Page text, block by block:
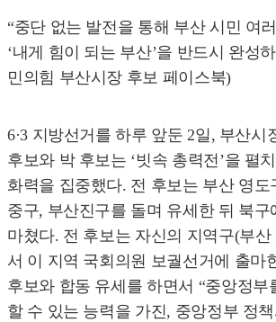
“중단 없는 발전을 통해 부산 시민 여
‘내게 힘이 되는 부산’을 반드시 완성
민의힘 부산시장 후보 페이스북)
6·3 지방선거를 하루 앞둔 2일, 부산시
후보와 박 후보는 ‘빗속 총력전’을 펼
화력을 집중했다. 전 후보는 부산 영도
중구, 부산진구를 돌며 유세한 뒤 북구
마쳤다. 전 후보는 자신의 지역구(부산
서 이 지역 국회의원 보궐선거에 출마
후보와 합동 유세를 하면서 “중앙정부
할 수 있는 능력을 가진, 중앙정부 정